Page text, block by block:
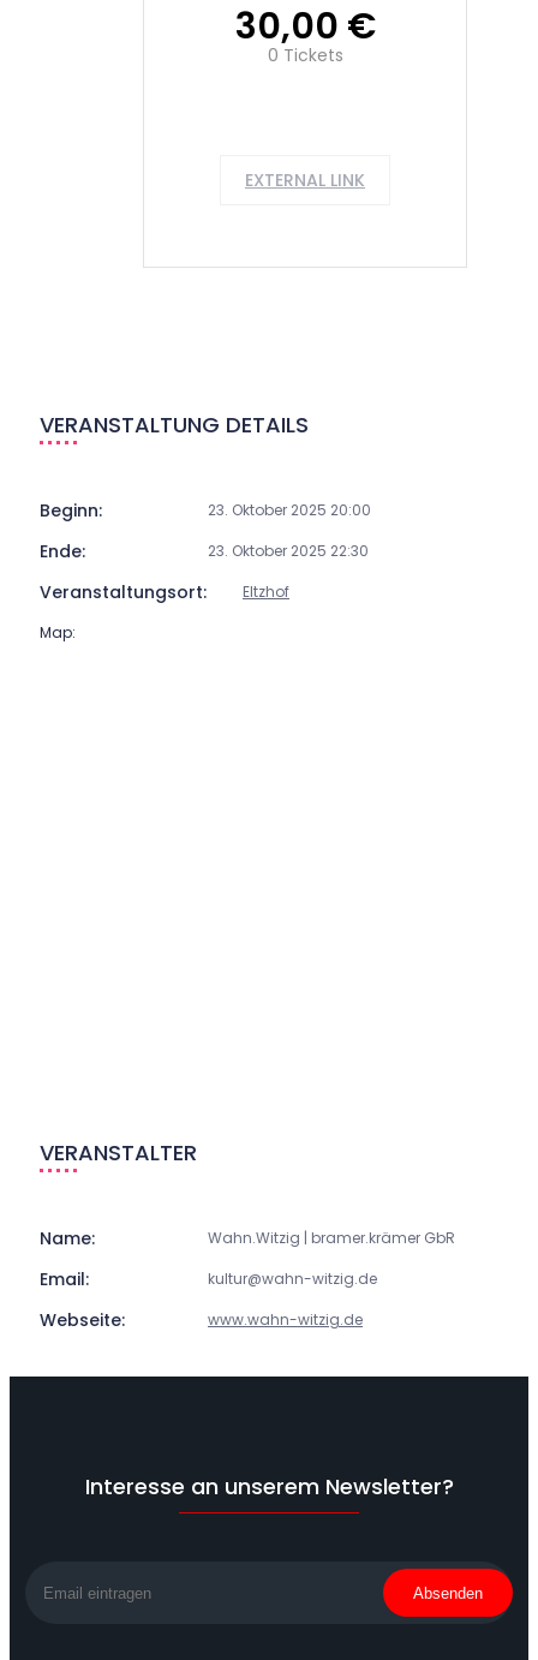
30,00 €
0 Tickets
EXTERNAL LINK
VERANSTALTUNG DETAILS
Beginn: 23. Oktober 2025 20:00
Ende: 23. Oktober 2025 22:30
Veranstaltungsort:
Eltzhof
Map:
VERANSTALTER
Name: Wahn.Witzig | bramer.krämer GbR
Email: kultur@wahn-witzig.de
Webseite: www.wahn-witzig.de
Interesse an unserem Newsletter?